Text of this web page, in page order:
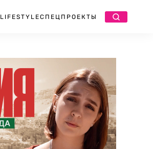
LIFESTYLEСПЕЦПРОЕКТЫ